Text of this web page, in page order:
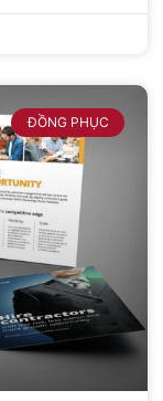
ĐỒNG PHỤC